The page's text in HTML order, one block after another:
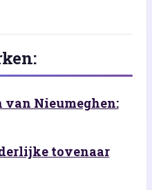
Nieumeghen:
tovenaar